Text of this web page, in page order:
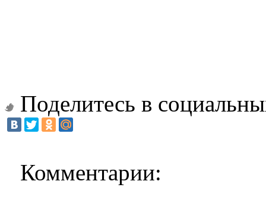
Поделитесь в
Комментарии: